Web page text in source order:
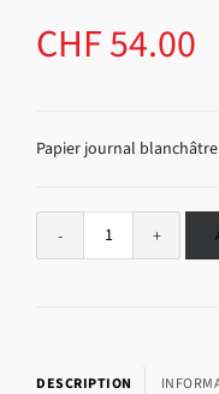
CHF54.00
Papier journal
DESCRIPTION